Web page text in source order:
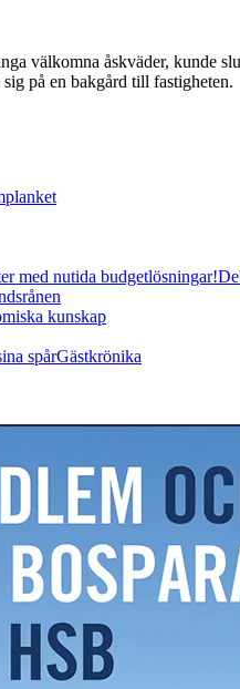
välkomna åskväder, kunde
på en bakgård till fastigheten.
planket
med nutida budgetlösningar!
kunskap
spårGästkrönika